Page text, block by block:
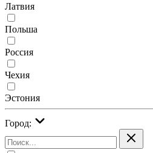
Латвия
Польша
Россия
Чехия
Эстония
Город: